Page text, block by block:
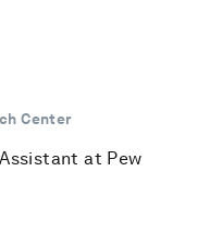
Center
at Pew